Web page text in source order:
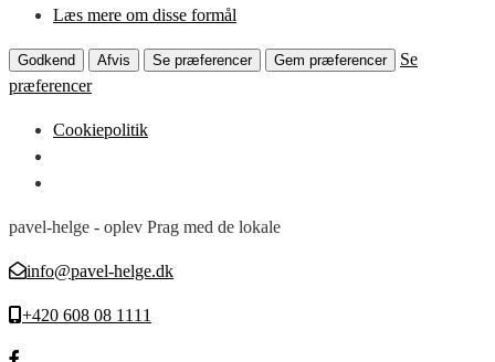
Læs mere om disse formål
Godkend Afvis Se præferencer Gem præferencer
Se
præferencer
Cookiepolitik
pavel-helge - oplev Prag med de lokale
info@pavel-helge.dk
+420 608 08 1111